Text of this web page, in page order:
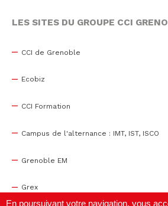
LES SITES DU GROUPE CCI
CCI de Grenoble
Ecobiz
CCI Formation
Campus de l'alternance : IMT, IST, ISCO
Grenoble EM
Grex
En poursuivant votre navigation, vous